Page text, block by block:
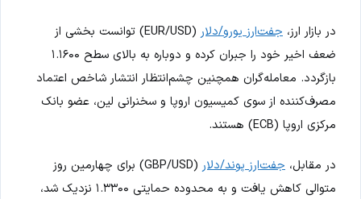
در بازار ارز، جفت‌ارز یورو/دلار
(EUR/USD) توانست بخشی از
ضعف اخیر خود را جبران کرده و دوباره به بالای سطح ۱.۱۶۰۰
بازگردد. معامله‌گران همچنین چشم‌انتظار انتشار شاخص اعتماد
مصرف‌کننده از سوی کمیسیون اروپا و سخنرانی لین، عضو بانک
مرکزی اروپا (ECB) هستند.
در مقابل، جفت‌ارز پوند/دلار
(GBP/USD) برای چهارمین روز
متوالی کاهش یافت و به محدوده حمایتی ۱.۳۳۰۰ نزدیک شد،